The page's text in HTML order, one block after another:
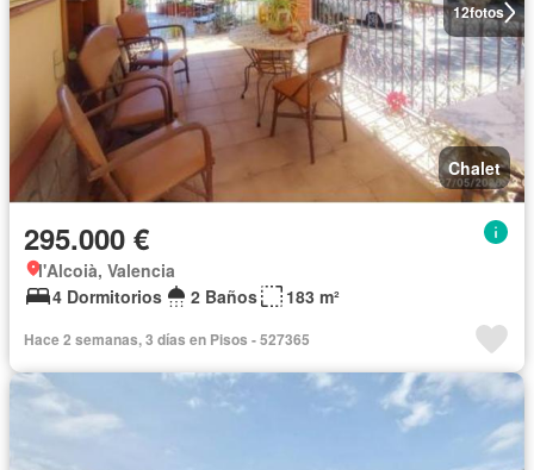
12fotos
Chalet
295.000 €
l'Alcoià, Valencia
4 Dormitorios
2 Baños 183 m²
Hace 2 semanas, 3 días en Pisos - 527365